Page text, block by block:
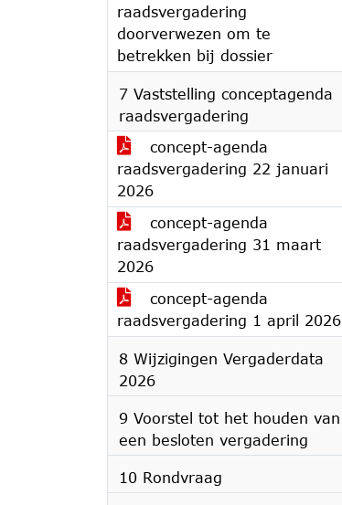
raadsvergadering
doorverwezen om te
betrekken bij dossier
7 Vaststelling conceptagenda
raadsvergadering
concept-agenda
raadsvergadering 22 januari
2026
concept-agenda
raadsvergadering 31 maart
2026
concept-agenda
raadsvergadering 1 april 2026
8 Wijzigingen Vergaderdata
2026
9 Voorstel tot het houden van
een besloten vergadering
10 Rondvraag